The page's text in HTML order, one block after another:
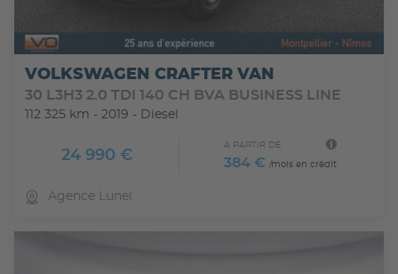
VOLKSWAGEN CRAFTER VAN
30 L3H3 2.0 TDI 140 CH BVA BUSINESS LINE
112 325 km - 2019 - Diesel
24 990 €
À PARTIR DE
384 € /mois en crédit
Agence Lunel